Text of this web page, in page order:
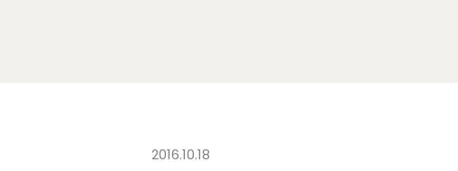
2016.10.18